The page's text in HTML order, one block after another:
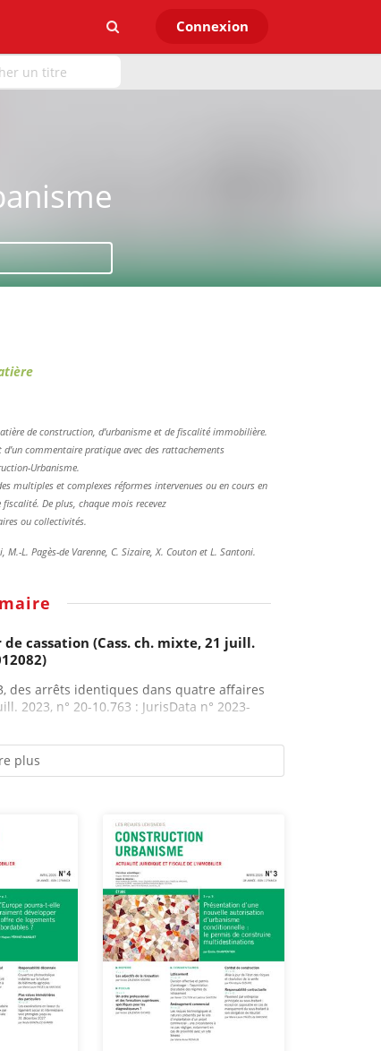
Connexion
de construction, d’urbanisme et de fiscalité immobilière.
commentaire pratique avec des rattachements
Urbanisme.
multiples et complexes réformes intervenues ou en cours en
De plus, chaque mois recevez
ou collectivités.
L. Pagès-de Varenne, C. Sizaire, X. Couton et L. Santoni.
cassation (Cass. ch. mixte, 21 juill.
des arrêts identiques dans quatre affaires
2023, n° 20-10.763 : JurisData n° 2023-
plus